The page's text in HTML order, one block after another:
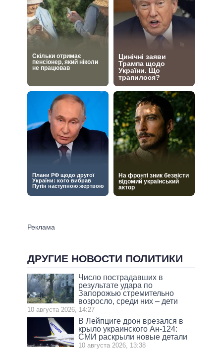
ДРУГИЕ НОВОСТИ ПОЛИТИКИ
Число пострадавших в
результате удара по
Запорожью стремительно
возросло, среди них – дети
10 августа 2026, 14:27
В Лейпциге дрон врезался в
крыло украинского Ан-124:
СМИ раскрыли новые детали
10 августа 2026, 13:38